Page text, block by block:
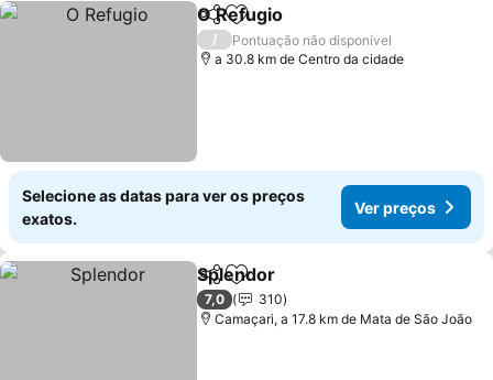
PartilharAdicionar aos favoritos
O Refugio
/
Pontuação não disponível
a 30.8 km de Centro da cidade
Selecione as datas para ver os preços
exatos.
Ver preços
PartilharAdicionar aos favoritos
Splendor
7,0
310
Camaçari, a 17.8 km de Mata de São João